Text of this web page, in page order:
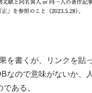
を書くが、リンクを貼
なので意味がないか、
ある。